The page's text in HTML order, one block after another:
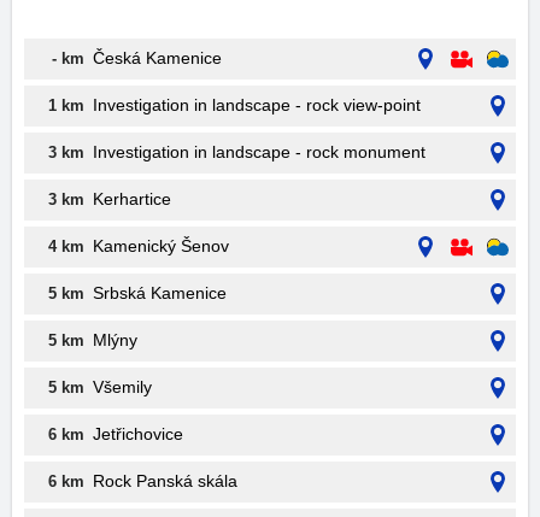
- km Česká Kamenice
1 km Investigation in landscape - rock view-point
3 km Investigation in landscape - rock monument
3 km Kerhartice
4 km Kamenický Šenov
5 km Srbská Kamenice
5 km Mlýny
5 km Všemily
6 km Jetřichovice
6 km Rock Panská skála